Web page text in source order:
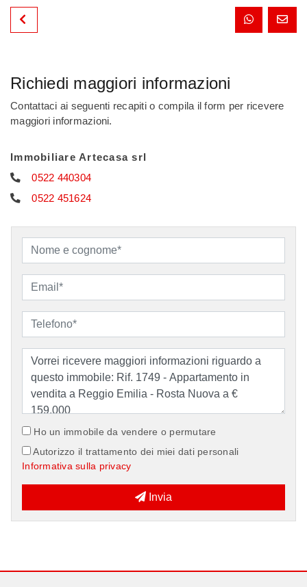
Richiedi maggiori informazioni
Contattaci ai seguenti recapiti o compila il form per ricevere
maggiori informazioni.
Immobiliare Artecasa srl
0522 440304
0522 451624
Ho un immobile da vendere o permutare
Autorizzo il trattamento dei miei dati personali
Informativa sulla privacy
Invia